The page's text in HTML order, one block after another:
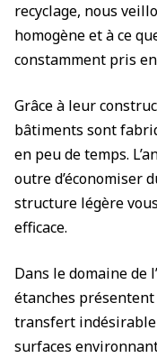
recyclage, nous
homogène et à ce
constamment pris
Grâce à leur
bâtiments sont
en peu de temps.
outre d’économiser
structure légère
efficace.
Dans le domaine de
étanches présentent
transfert indésirable
surfaces